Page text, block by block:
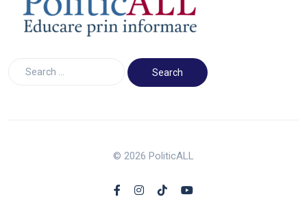
© 2026 PoliticALL